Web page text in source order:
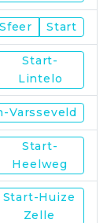
Sfeer Start
Start-
Lintelo
Varsseveld
Start-
Heelweg
Start-Huize
Zelle